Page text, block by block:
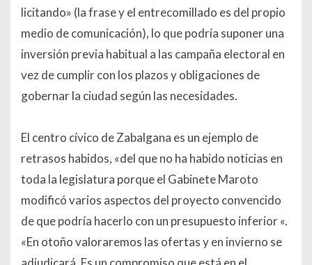
licitando» (la frase y el entrecomillado es del propio
medio de comunicación), lo que podría suponer una
inversión previa habitual a las campaña electoral en
vez de cumplir con los plazos y obligaciones de
gobernar la ciudad según las necesidades.
El centro cívico de Zabalgana es un ejemplo de
retrasos habidos, «del que no ha habido noticias en
toda la legislatura porque el Gabinete Maroto
modificó varios aspectos del proyecto convencido
de que podría hacerlo con un presupuesto inferior«.
«En otoño valoraremos las ofertas y en invierno se